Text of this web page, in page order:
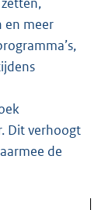
en meer
Dit verhoogt
de